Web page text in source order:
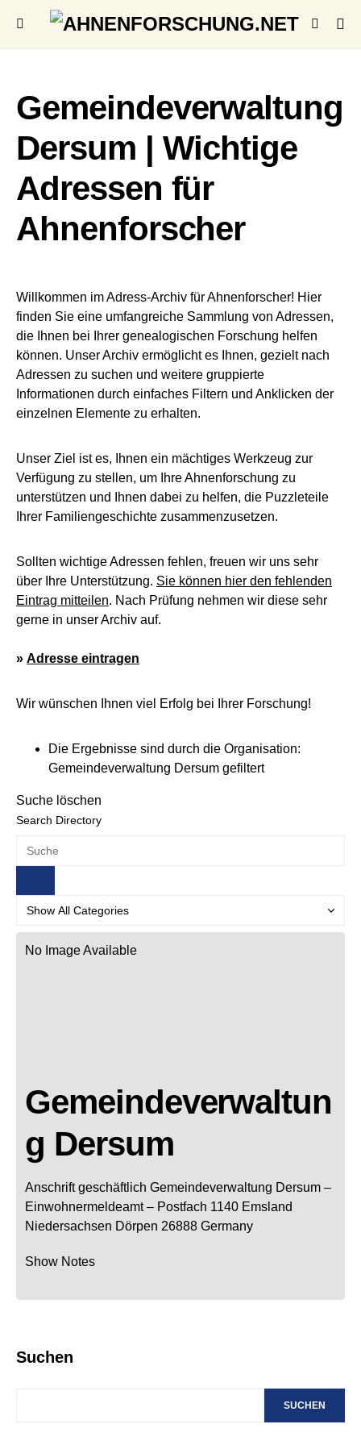
Gemeindeverwaltung
Dersum | Wichtige
Adressen für
Ahnenforscher
Willkommen im Adress-Archiv für Ahnenforscher! Hier
finden Sie eine umfangreiche Sammlung von Adressen,
die Ihnen bei Ihrer genealogischen Forschung helfen
können. Unser Archiv ermöglicht es Ihnen, gezielt nach
Adressen zu suchen und weitere gruppierte
Informationen durch einfaches Filtern und Anklicken der
einzelnen Elemente zu erhalten.
Unser Ziel ist es, Ihnen ein mächtiges Werkzeug zur
Verfügung zu stellen, um Ihre Ahnenforschung zu
unterstützen und Ihnen dabei zu helfen, die Puzzleteile
Ihrer Familiengeschichte zusammenzusetzen.
Sollten wichtige Adressen fehlen, freuen wir uns sehr
über Ihre Unterstützung. Sie können hier den fehlenden
Eintrag mitteilen. Nach Prüfung nehmen wir diese sehr
gerne in unser Archiv auf.
» Adresse eintragen
Wir wünschen Ihnen viel Erfolg bei Ihrer Forschung!
Die Ergebnisse sind durch die Organisation:
Gemeindeverwaltung Dersum gefiltert
Suche löschen
Search Directory
No Image Available
Gemeindeverwaltun
g Dersum
Anschrift geschäftlich Gemeindeverwaltung Dersum –
Einwohnermeldeamt – Postfach 1140 Emsland
Niedersachsen Dörpen 26888 Germany
Show Notes
Suchen
SUCHEN